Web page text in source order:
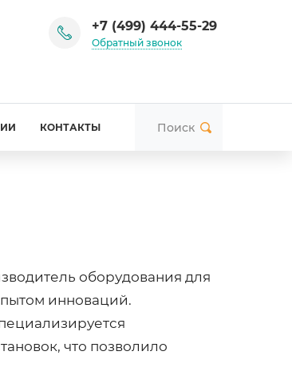
+7 (499) 444-55-29
Обратный звонок
КОНТАКТЫ
оборудования для
инноваций.
что позволило